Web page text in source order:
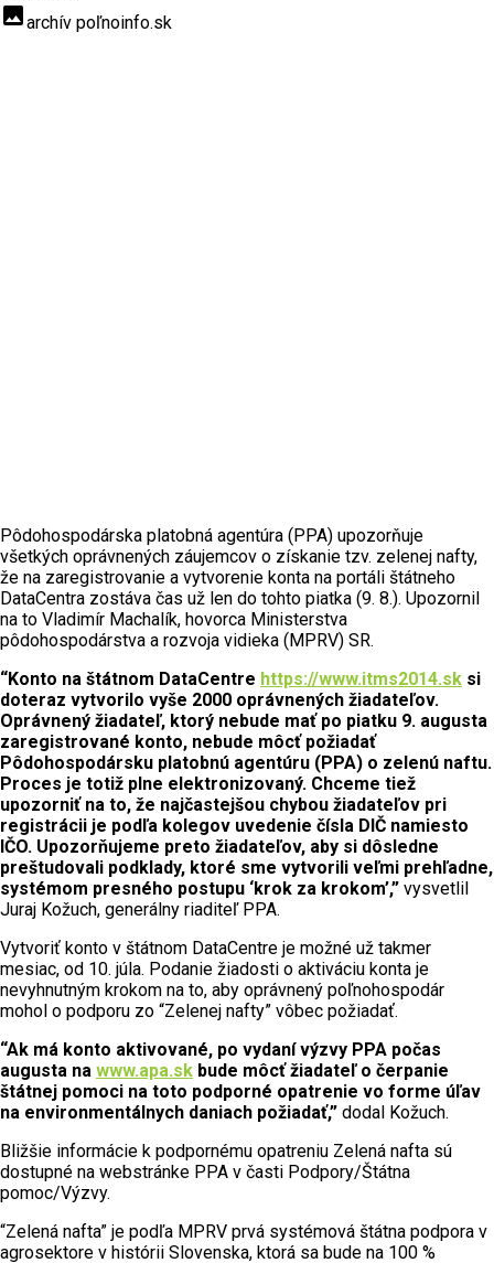
insert_photoarchív poľnoinfo.sk
Pôdohospodárska platobná agentúra (PPA) upozorňuje
všetkých oprávnených záujemcov o získanie tzv. zelenej nafty,
že na zaregistrovanie a vytvorenie konta na portáli štátneho
DataCentra zostáva čas už len do tohto piatka (9. 8.). Upozornil
na to Vladimír Machalík, hovorca Ministerstva
pôdohospodárstva a rozvoja vidieka (MPRV) SR.
“Konto na štátnom DataCentre https://www.itms2014.sk si
doteraz vytvorilo vyše 2000 oprávnených žiadateľov.
Oprávnený žiadateľ, ktorý nebude mať po piatku 9. augusta
zaregistrované konto, nebude môcť požiadať
Pôdohospodársku platobnú agentúru (PPA) o zelenú naftu.
Proces je totiž plne elektronizovaný. Chceme tiež
upozorniť na to, že najčastejšou chybou žiadateľov pri
registrácii je podľa kolegov uvedenie čísla DIČ namiesto
IČO. Upozorňujeme preto žiadateľov, aby si dôsledne
preštudovali podklady, ktoré sme vytvorili veľmi prehľadne,
systémom presného postupu ‘krok za krokom’,” vysvetlil
Juraj Kožuch, generálny riaditeľ PPA.
Vytvoriť konto v štátnom DataCentre je možné už takmer
mesiac, od 10. júla. Podanie žiadosti o aktiváciu konta je
nevyhnutným krokom na to, aby oprávnený poľnohospodár
mohol o podporu zo “Zelenej nafty” vôbec požiadať.
“Ak má konto aktivované, po vydaní výzvy PPA počas
augusta na www.apa.sk bude môcť žiadateľ o čerpanie
štátnej pomoci na toto podporné opatrenie vo forme úľav
na environmentálnych daniach požiadať,” dodal Kožuch.
Bližšie informácie k podpornému opatreniu Zelená nafta sú
dostupné na webstránke PPA v časti Podpory/Štátna
pomoc/Výzvy.
“Zelená nafta” je podľa MPRV prvá systémová štátna podpora v
agrosektore v histórii Slovenska, ktorá sa bude na 100 %